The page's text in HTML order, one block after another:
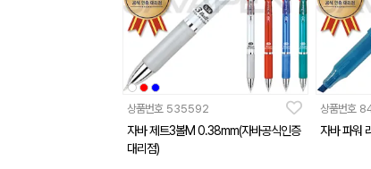
상품번호 535592
자바 제트3볼M 0.38mm(자바공식인증
대리점)
상품번호
자바 파워